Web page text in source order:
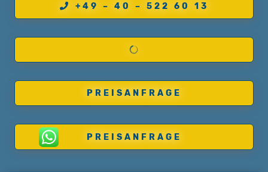
+49 – 40 – 522 60 13
PREISANFRAGE
PREISANFRAGE